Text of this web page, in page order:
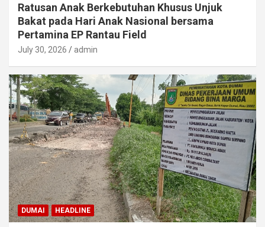
Ratusan Anak Berkebutuhan Khusus Unjuk
Bakat pada Hari Anak Nasional bersama
Pertamina EP Rantau Field
July 30, 2026 admin
DUMAI HEADLINE